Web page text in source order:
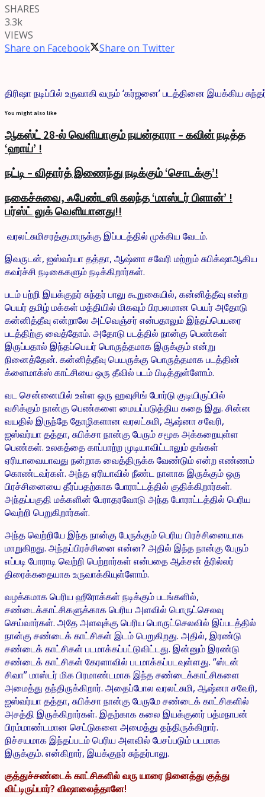
SHARES
3.3k
VIEWS
Share on Facebook
Share on Twitter
திரிஷா நடிப்பில் உருவாகி வரும் ‘கர்ஜனை’ படத்தினை இயக்கிய
You might also like
ஆகஸ்ட் 28-ல் வெளியாகும் நயன்தாரா – கவின் நடித்த
‘ஹாய்’ !
நட்டி – விதார்த் இணைந்து நடிக்கும் ‘சொடக்கு’!
நகைச்சுவை, ஃபேண்டஸி கலந்த ‘மாஸ்டர் பிளான்’ !
பர்ஸ்ட் லுக் வெளியானது!!
வரலட்சுமிசரத்குமாருக்கு இப்படத்தில் முக்கிய வேடம்.
இவருடன், ஐஸ்வர்யா தத்தா, ஆஷ்னா சவேரி மற்றும் சுபிக்‌ஷாஆகிய
கவர்ச்சி நடிகைகளும் நடிக்கிறார்கள்.
படம் பற்றி இயக்குநர் சுந்தர் பாலு கூறுகையில், கன்னித்தீவு என்ற
பெயர் தமிழ் மக்கள் மத்தியில் மிகவும் பிரபலமான பெயர் அதோடு
கன்னித்தீவு என்றாலே அட்வெஞ்சர் என்பதாலும் இந்தப்பெயரை
படத்திற்கு வைத்தோம். அதோடு படத்தில் நான்கு பெண்கள்
இருப்பதால் இந்தப்பெயர் பொருத்தமாக இருக்கும் என்று
நினைத்தேன். கன்னித்தீவு பெயருக்கு பொருத்தமாக படத்தின்
க்ளைமாக்ஸ் காட்சியை ஒரு தீவில் படம் பிடித்துள்ளோம்.
வட சென்னையில் உள்ள ஒரு ஹவுசிங் போர்டு குடியிருப்பில்
வசிக்கும் நான்கு பெண்களை மையப்படுத்திய கதை இது. சின்ன
வயதில் இருந்தே தோழிகளான வரலட்சுமி, ஆஷ்னா சவேரி,
ஐஸ்வர்யா தத்தா, சுபிக்சா நான்கு பேரும் சமூக அக்கறையுள்ள
பெண்கள். உலகத்தை காப்பாற்ற முடியாவிட்டாலும் தங்கள்
ஏரியாவையாவது நன்றாக வைத்திருக்க வேண்டும் என்ற எண்ணம்
கொண்டவர்கள். அந்த ஏரியாவில் நீண்ட நாளாக இருக்கும் ஒரு
பிரச்சினையை தீர்ப்பதற்காக போராட்டத்தில் குதிக்கிறார்கள்.
அந்தப்பகுதி மக்களின் பேராதரவோடு அந்த போராட்டத்தில் பெரிய
வெற்றி பெறுகிறார்கள்.
அந்த வெற்றியே இந்த நான்கு பேருக்கும் பெரிய பிரச்சினையாக
மாறுகிறது. அந்தப்பிரச்சினை என்ன? அதில் இந்த நான்கு பேரும்
எப்படி போராடி வெற்றி பெற்றார்கள் என்பதை ஆக்சன் த்ரில்லர்
திரைக்கதையாக உருவாக்கியுள்ளோம்.
வழக்கமாக பெரிய ஹீரோக்கள் நடிக்கும் படங்களில்,
சண்டைக்காட்சிகளுக்காக பெரிய அளவில் பொருட்செலவு
செய்வார்கள். அதே அளவுக்கு பெரிய பொருட்செலவில் இப்படத்தில்
நான்கு சண்டைக் காட்சிகள் இடம் பெறுகிறது. அதில், இரண்டு
சண்டைக் காட்சிகள் படமாக்கப்பட்டுவிட்டது. இன்னும் இரண்டு
சண்டைக் காட்சிகள் கேரளாவில் படமாக்கப்படவுள்ளது. “ஸ்டன்
சிவா” மாஸ்டர் மிக பிரமாண்டமாக இந்த சண்டைக்காட்சிகளை
அமைத்து தந்திருக்கிறார். அதைப்போல வரலட்சுமி, ஆஷ்னா சவேரி,
ஐஸ்வர்யா தத்தா, சுபிக்சா நான்கு பேருமே சண்டைக் காட்சிகளில்
அசத்தி இருக்கிறார்கள். இதற்காக கலை இயக்குனர் பத்மநாபன்
பிரம்மாண்டமான செட்டுகளை அமைத்து தந்திருக்கிறார்.
நிச்சயமாக இந்தப்படம் பெரிய அளவில் பேசப்படும் படமாக
இருக்கும். என்கிறார், இயக்குநர் சுந்தர்பாலு.
குத்துச்சண்டைக் காட்சிகளில் வரு யாரை நினைத்து குத்து
விட்டிருப்பார்? விஷாலைத்தானே!